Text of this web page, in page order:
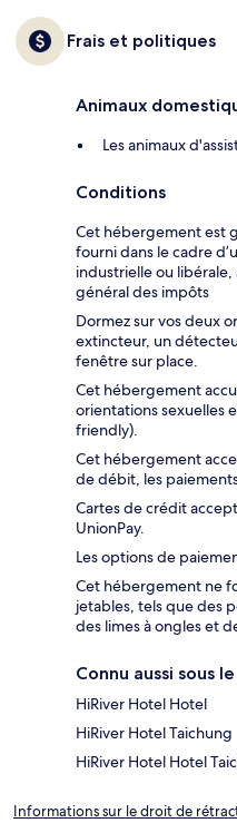
Frais et politiques
Animaux
Les animaux
Conditions
Cet hébergement est
fourni dans le cadre
industrielle ou libérale,
général des impôts
Dormez sur vos deux
extincteur, un
fenêtre sur place.
Cet hébergement
orientations sexuelles
friendly).
Cet hébergement
de débit, les
Cartes de crédit
UnionPay.
Les options de
Cet hébergement ne
jetables, tels que des
des limes à ongles et
Connu aussi sous
HiRiver Hotel Hotel
HiRiver Hotel Taichung
HiRiver Hotel Hotel
Informations sur le droit de